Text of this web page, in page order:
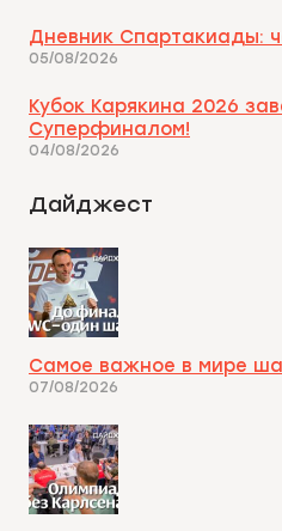
Дневник Спартакиады:
05/08/2026
Кубок Карякина 2026
Суперфиналом!
04/08/2026
Дайджест
Самое важное в мире
07/08/2026